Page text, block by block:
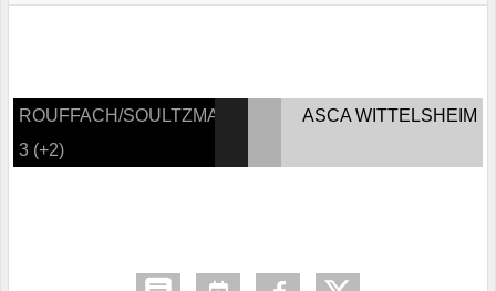
ROUFFACH/SOULTZMATT
3 (+2)
ASCA WITTELSHEIM